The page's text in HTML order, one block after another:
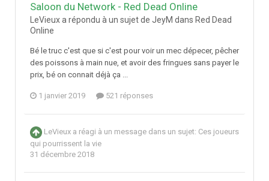
Saloon du Network - Red Dead Online
LeVieux a répondu à un sujet de JeyM dans Red Dead
Online
Bé le truc c'est que si c'est pour voir un mec dépecer, pêcher
des poissons à main nue, et avoir des fringues sans payer le
prix, bé on connait déjà ça ...
1 janvier 2019 521 réponses
LeVieux a réagi à un message dans un sujet: Ces joueurs
qui pourrissent la vie
31 décembre 2018